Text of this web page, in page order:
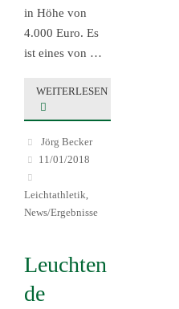
in Höhe von
4.000 Euro. Es
ist eines von …
WEITERLESEN
Jörg Becker
11/01/2018
Leichtathletik,
News/Ergebnisse
Leuchten
de